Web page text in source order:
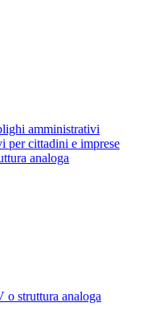
amministrativi
per cittadini e imprese
analoga
o struttura analoga